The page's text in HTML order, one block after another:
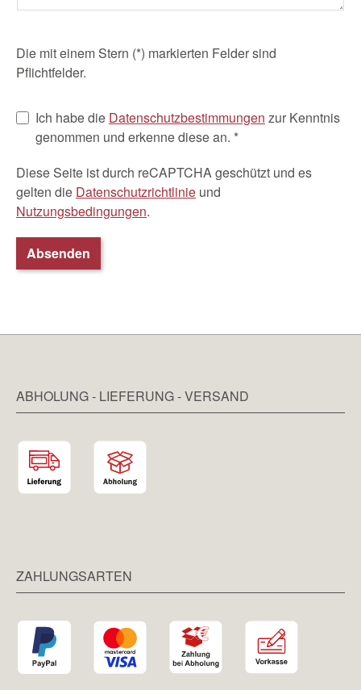
Die mit einem Stern (*) markierten Felder sind
Pflichtfelder.
Ich habe die Datenschutzbestimmungen zur Kenntnis
genommen und erkenne diese an. *
Diese Seite ist durch reCAPTCHA geschützt und es
gelten die Datenschutzrichtlinie und
Nutzungsbedingungen.
Absenden
ABHOLUNG - LIEFERUNG - VERSAND
ZAHLUNGSARTEN